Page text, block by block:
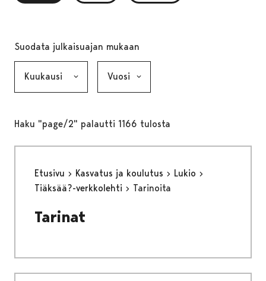
Suodata julkaisuajan mukaan
Haku "page/2" palautti 1166 tulosta
Etusivu Kasvatus ja koulutus
Lukio
Tiäksää?-verkkolehti
Tarinoita
Tarinat